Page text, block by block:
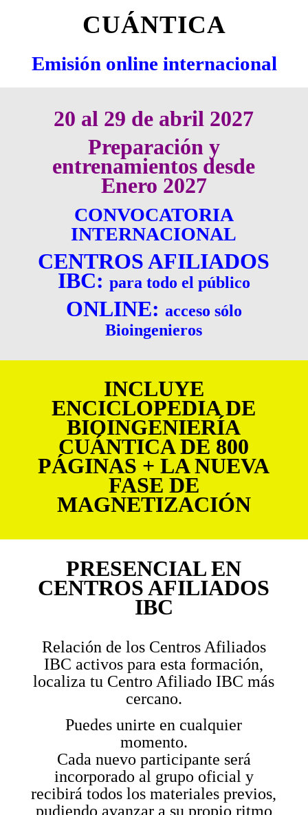
CUÁNTICA
Emisión online internacional
20 al 29 de abril 2027
Preparación y
entrenamientos desde
Enero 2027
CONVOCATORIA
INTERNACIONAL
CENTROS AFILIADOS
IBC: para todo el público
ONLINE: acceso sólo
Bioingenieros
INCLUYE
ENCICLOPEDIA DE
BIOINGENIERÍA
CUÁNTICA DE 800
PÁGINAS + LA NUEVA
FASE DE
MAGNETIZACIÓN
PRESENCIAL EN
CENTROS AFILIADOS
IBC
Relación de los Centros Afiliados
IBC activos para esta formación,
localiza tu Centro Afiliado IBC más
cercano.
Puedes unirte en cualquier
momento.
Cada nuevo participante será
incorporado al grupo oficial y
recibirá todos los materiales previos,
pudiendo avanzar a su propio ritmo